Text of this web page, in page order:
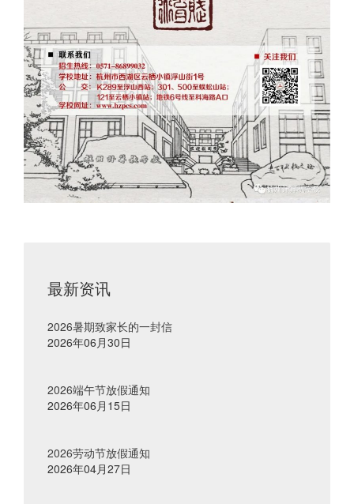
最新资讯
2026暑期致家长的一封信
2026年06月30日
2026端午节放假通知
2026年06月15日
2026劳动节放假通知
2026年04月27日